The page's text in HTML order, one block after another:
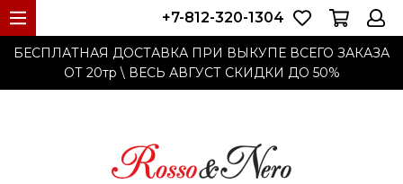
БЕСПЛАТНАЯ ДОСТАВКА ПРИ ВЫКУПЕ ВСЕГО ЗАКАЗА
ОТ 20тр \ ВЕСЬ АВГУСТ СКИДКИ ДО 50%
+7-812-320-1304